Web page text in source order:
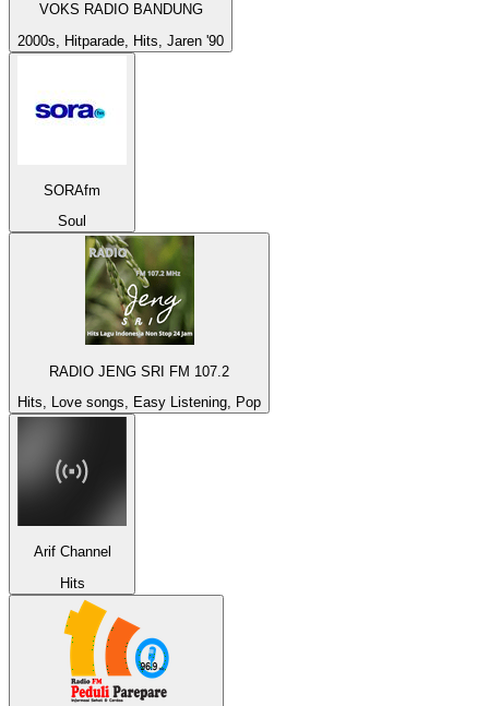
VOKS RADIO BANDUNG
2000s, Hitparade, Hits, Jaren '90
SORAfm
Soul
RADIO JENG SRI FM 107.2
Hits, Love songs, Easy Listening, Pop
Arif Channel
Hits